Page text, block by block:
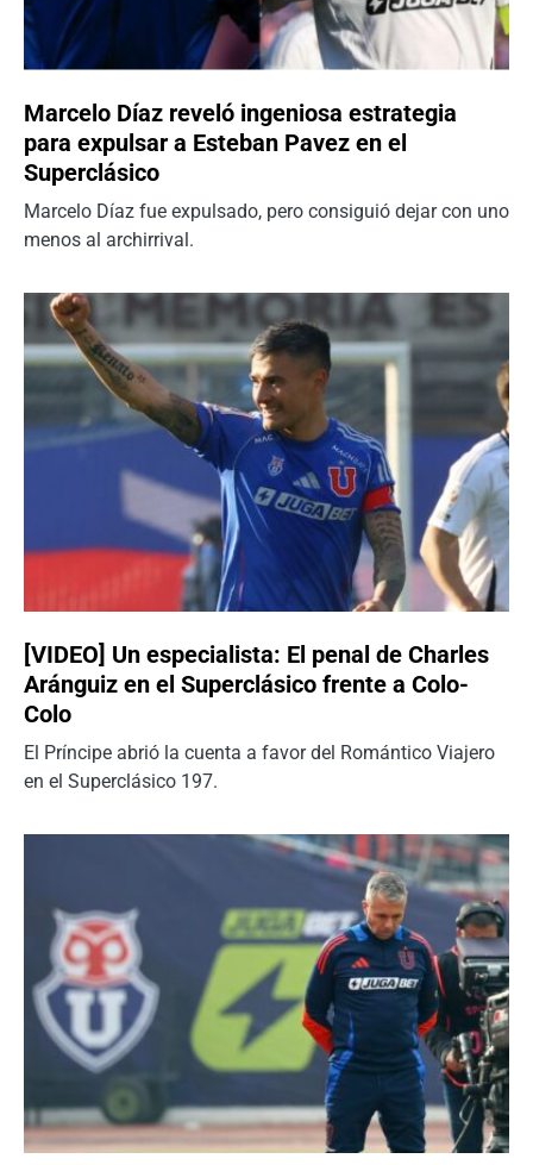
Marcelo Díaz reveló ingeniosa estrategia
para expulsar a Esteban Pavez en el
Superclásico
Marcelo Díaz fue expulsado, pero consiguió dejar con uno
menos al archirrival.
[VIDEO] Un especialista: El penal de Charles
Aránguiz en el Superclásico frente a Colo-
Colo
El Príncipe abrió la cuenta a favor del Romántico Viajero
en el Superclásico 197.